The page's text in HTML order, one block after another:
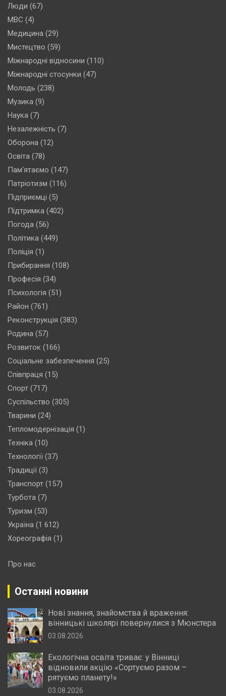
Люди (67)
МВС (4)
Медицина (29)
Мистецтво (59)
Міжнародні відносини (110)
Міжнародні стосунки (47)
Молодь (238)
Музика (9)
Наука (7)
Незалежність (7)
Оборона (12)
Освіта (78)
Пам'ятаємо (147)
Патріотизм (116)
Підприємці (5)
Підтримка (402)
Погода (56)
Політика (449)
Поліція (1)
Прибирання (108)
Професія (34)
Психологія (51)
Район (761)
Реконструкція (383)
Родина (57)
Розвиток (166)
Соціальне забезпечення (25)
Співпраця (15)
Спорт (717)
Суспільство (305)
Тварини (24)
Тепломодернізація (1)
Техніка (10)
Технології (37)
Традиції (3)
Транспорт (157)
Турбота (7)
Туризм (53)
Україна (1 612)
Хореографія (1)
Про нас
Останні новини
Нові знання, знайомства й враження:
вінницькі школярі повернулися з Мюнстера
03.08.2026
Екологічна освіта триває: у Вінниці
відновили акцію «Сортуємо разом –
рятуємо планету!»
03.08.2026